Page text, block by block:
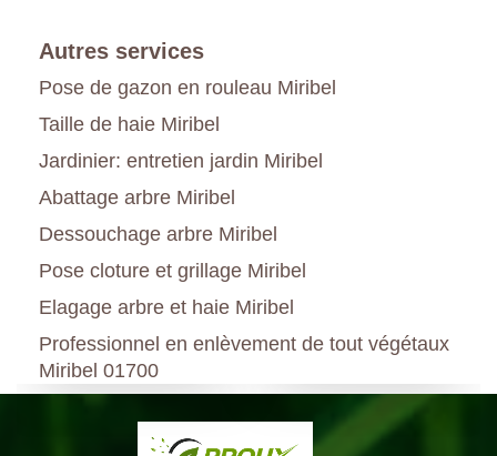
Autres services
Pose de gazon en rouleau Miribel
Taille de haie Miribel
Jardinier: entretien jardin Miribel
Abattage arbre Miribel
Dessouchage arbre Miribel
Pose cloture et grillage Miribel
Elagage arbre et haie Miribel
Professionnel en enlèvement de tout végétaux
Miribel 01700